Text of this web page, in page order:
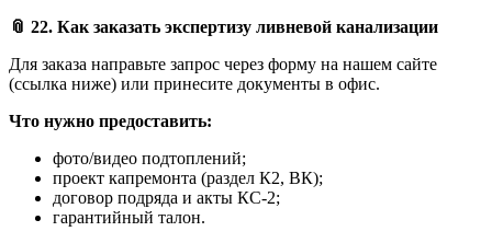
📎 22. Как заказать экспертизу ливневой канализации
Для заказа направьте запрос через форму на нашем сайте
(ссылка ниже) или принесите документы в офис.
Что нужно предоставить:
фото/видео подтоплений;
проект капремонта (раздел К2, ВК);
договор подряда и акты КС-2;
гарантийный талон.